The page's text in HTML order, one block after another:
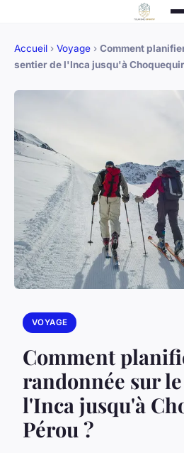
Accueil › Voyage › Comment
sentier de l'Inca jusqu'à
VOYAGE
Comment
randonnée sur
l'Inca jusqu'à
Pérou ?